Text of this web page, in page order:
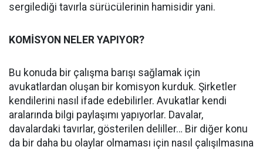
sergilediği tavırla sürücülerinin hamisidir yani.
KOMİSYON NELER YAPIYOR?
Bu konuda bir çalışma barışı sağlamak için
avukatlardan oluşan bir komisyon kurduk. Şirketler
kendilerini nasıl ifade edebilirler. Avukatlar kendi
aralarında bilgi paylaşımı yapıyorlar. Davalar,
davalardaki tavırlar, gösterilen deliller… Bir diğer konu
da bir daha bu olaylar olmaması için nasıl çalışılmasına